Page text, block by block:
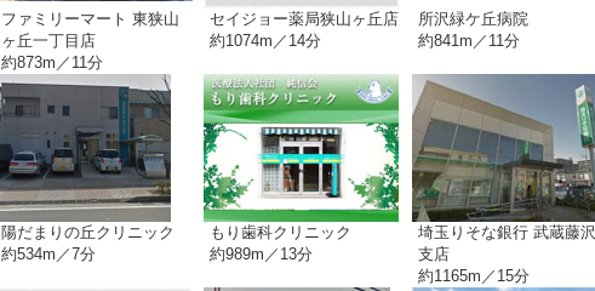
ファミリーマート 東狭山
ヶ丘一丁目店
約873m／11分
セイジョー薬局狭山ヶ丘店
約1074m／14分
所沢緑ケ丘病院
約841m／11分
陽だまりの丘クリニック
約534m／7分
もり歯科クリニック
約989m／13分
埼玉りそな銀行 武蔵藤沢
支店
約1165m／15分